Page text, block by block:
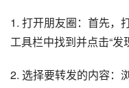
1. 打开朋友圈：首先，
工具栏中找到并点击“发
2. 选择要转发的内容：